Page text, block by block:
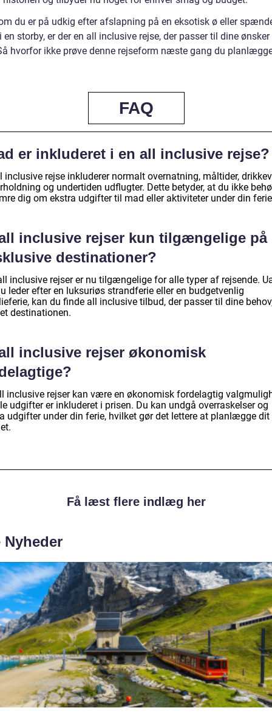
du er på udkig efter afslapning på en eksotisk ø eller
en storby, er der en all inclusive rejse, der passer til dine ønsker
hvorfor ikke prøve denne rejseform næste gang du
FAQ
er inkluderet i en all inclusive rejse?
inclusive rejse inkluderer normalt overnatning, måltider,
og undertiden udflugter. Dette betyder, at du ikke
dig om ekstra udgifter til mad eller aktiviteter under din
inclusive rejser kun tilgængelige på
destinationer?
inclusive rejser er nu tilgængelige for alle typer af rejsende.
leder efter en luksuriøs strandferie eller en budgetvenlig
kan du finde all inclusive tilbud, der passer til dine
destinationen.
inclusive rejser økonomisk
inclusive rejser kan være en økonomisk fordelagtig
udgifter er inkluderet i prisen. Du kan undgå overraskelser og
udgifter under din ferie, hvilket gør det lettere at planlægge dit
Få læst flere indlæg her
Nyheder